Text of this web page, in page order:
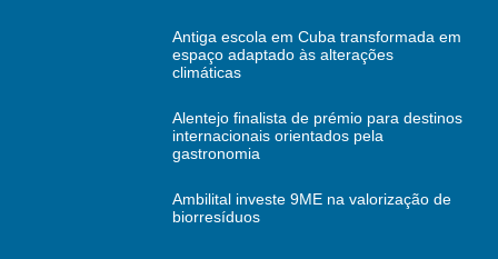
Antiga escola em Cuba transformada em
espaço adaptado às alterações
climáticas
Alentejo finalista de prémio para destinos
internacionais orientados pela
gastronomia
Ambilital investe 9ME na valorização de
biorresíduos